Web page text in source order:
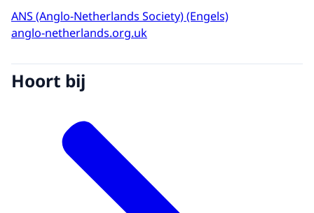
ANS (Anglo-Netherlands Society) (Engels)
anglo-netherlands.org.uk
Hoort bij